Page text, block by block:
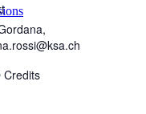
Credits